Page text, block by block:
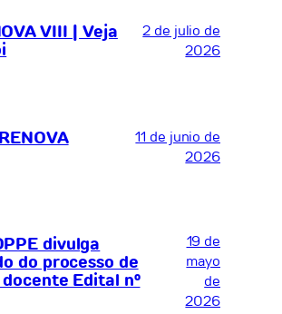
VIII | Veja
2 de julio de
2026
11 de junio de
2026
divulga
do processo de
Edital nº
19 de
mayo
de
2026